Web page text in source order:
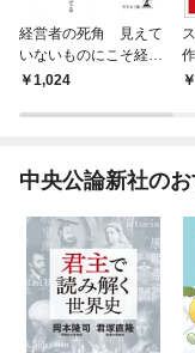
経営者の死角 見えて
いないものにこそ経営
の真理がある
1,024
中央公論新社の